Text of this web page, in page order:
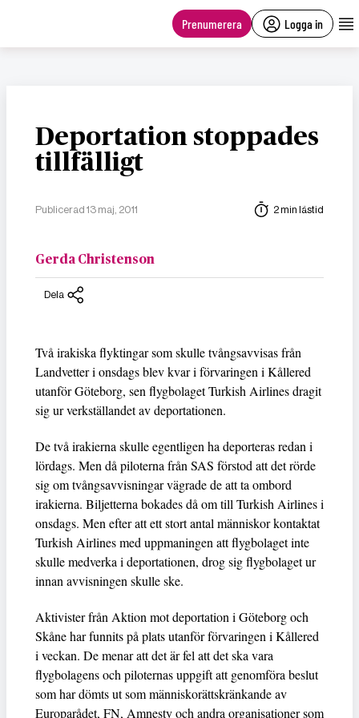
Prenumerera Logga in
Deportation stoppades
tillfälligt
Publicerad 13 maj, 2011 2 min lästid
Gerda Christenson
Dela
Två irakiska flyktingar som skulle tvångsavvisas från
Landvetter i onsdags blev kvar i förvaringen i Kållered
utanför Göteborg, sen flygbolaget Turkish Airlines dragit
sig ur verkställandet av deportationen.
De två irakierna skulle egentligen ha deporteras redan i
lördags. Men då piloterna från SAS förstod att det rörde
sig om tvångsavvisningar vägrade de att ta ombord
irakierna. Biljetterna bokades då om till Turkish Airlines i
onsdags. Men efter att ett stort antal människor kontaktat
Turkish Airlines med uppmaningen att flygbolaget inte
skulle medverka i deportationen, drog sig flygbolaget ur
innan avvisningen skulle ske.
Aktivister från Aktion mot deportation i Göteborg och
Skåne har funnits på plats utanför förvaringen i Kållered
i veckan. De menar att det är fel att det ska vara
flygbolagens och piloternas uppgift att genomföra beslut
som har dömts ut som människorättskränkande av
Europarådet, FN, Amnesty och andra organisationer som